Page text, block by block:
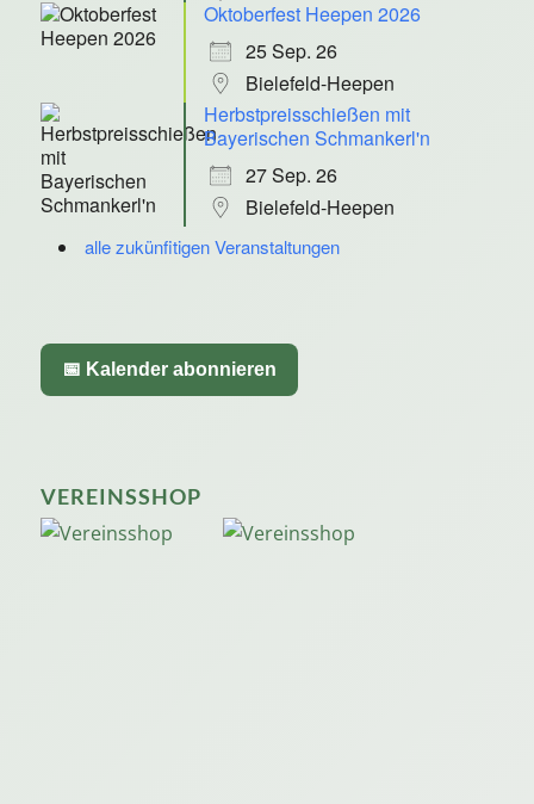
Oktoberfest Heepen 2026
25 Sep. 26
Bielefeld-Heepen
Herbstpreisschießen mit
Bayerischen Schmankerl'n
27 Sep. 26
Bielefeld-Heepen
alle zukünfitigen Veranstaltungen
📅 Kalender abonnieren
VEREINSSHOP